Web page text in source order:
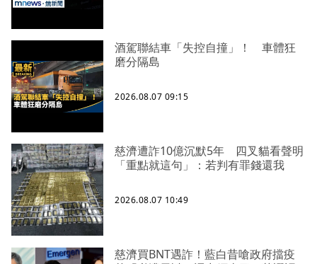
酒駕聯結車「失控自撞」！ 車體狂
磨分隔島
2026.08.07 09:15
慈濟遭詐10億沉默5年 四叉貓看聲明
「重點就這句」：若判有罪錢還我
2026.08.07 10:49
慈濟買BNT遇詐！藍白昔嗆政府擋疫